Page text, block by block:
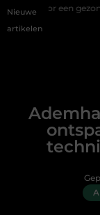
Nieuwe
artikelen
buitenplek